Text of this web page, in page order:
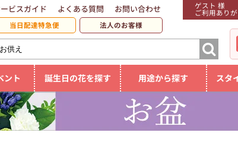
ゲスト 様
ご利用ありが
ビスガイド よくある質問 お問い合わせ
当日配達特急便 法人のお客様
ント 誕生日の花を探す 用途から探す スタ